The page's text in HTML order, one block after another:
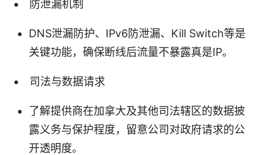
防泄漏机制
DNS泄漏防护、IPv6防泄漏、Kill Switch等是
关键功能，确保断线后流量不暴露真是IP。
司法与数据请求
了解提供商在加拿大及其他司法辖区的数据披
露义务与保护程度，留意公司对政府请求的公
开透明度。